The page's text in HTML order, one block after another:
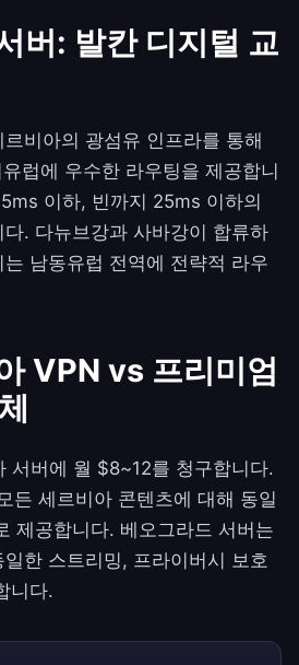
버: 발칸 디지털 교
비아의 광섬유 인프라를 통해
럽에 우수한 라우팅을 제공합니
이하, 빈까지 25ms 이하의
. 다뉴브강과 사바강이 합류하
남동유럽 전역에 전략적 라우
VPN vs 프리미엄
서버에 월 $8~12를 청구합니다.
든 세르비아 콘텐츠에 대해 동일
제공합니다. 베오그라드 서버는
한 스트리밍, 프라이버시 보호
니다.